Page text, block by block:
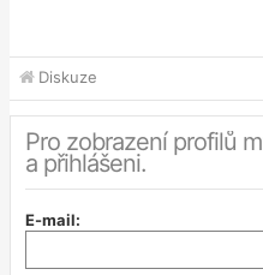
Diskuze
Pro zobrazení profilů
a přihlášeni.
E-mail: